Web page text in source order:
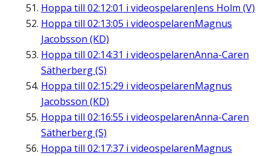
Hoppa till 02:12:01 i videospelarenJens Holm (V)
Hoppa till 02:13:05 i videospelarenMagnus
Jacobsson (KD)
Hoppa till 02:14:31 i videospelarenAnna-Caren
Sätherberg (S)
Hoppa till 02:15:29 i videospelarenMagnus
Jacobsson (KD)
Hoppa till 02:16:55 i videospelarenAnna-Caren
Sätherberg (S)
Hoppa till 02:17:37 i videospelarenMagnus